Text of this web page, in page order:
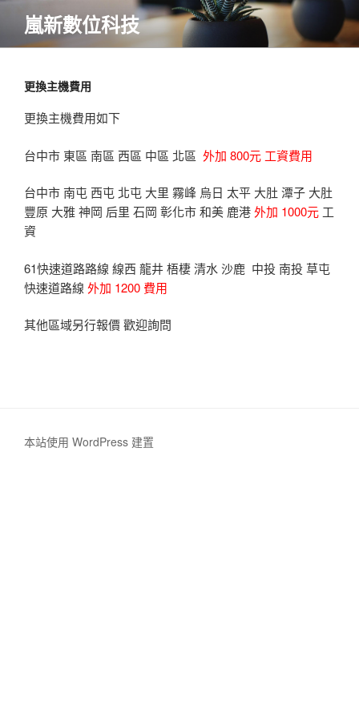
內
嵐新數位科技
更換主機費用
更換主機費用如下
台中市 東區 南區 西區 中區 北區 外加 800元 工資費用
台中市 南屯 西屯 北屯 大里 霧峰 烏日 太平 大肚 潭子 大肚
豐原 大雅 神岡 后里 石岡 彰化市 和美 鹿港外加 1000元 工
資
61快速道路路線 線西 龍井 梧棲 清水 沙鹿 中投 南投 草屯
快速道路線 外加 1200 費用
其他區域另行報價 歡迎詢問
本站使用 WordPress 建置